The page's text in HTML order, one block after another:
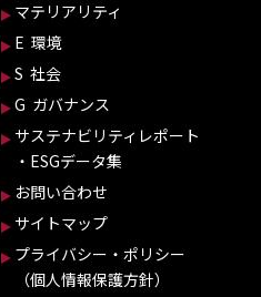
マテリアリティ
E 環境
S 社会
G ガバナンス
サステナビリティレポート
・ESGデータ集
お問い合わせ
サイトマップ
プライバシー・ポリシー
（個人情報保護方針）